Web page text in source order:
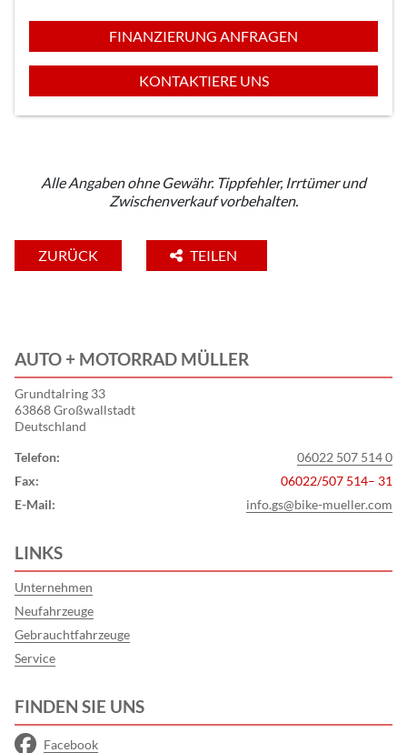
FINANZIERUNG ANFRAGEN
KONTAKTIERE UNS
Alle Angaben ohne Gewähr. Tippfehler, Irrtümer und
Zwischenverkauf vorbehalten.
ZURÜCK TEILEN
AUTO + MOTORRAD MÜLLER
Grundtalring 33
63868 Großwallstadt
Deutschland
Telefon:
06022 507 514 0
Fax:
06022/507 514– 31
E-Mail:
info.gs@bike-mueller.com
LINKS
Unternehmen
Neufahrzeuge
Gebrauchtfahrzeuge
Service
FINDEN SIE UNS
Facebook